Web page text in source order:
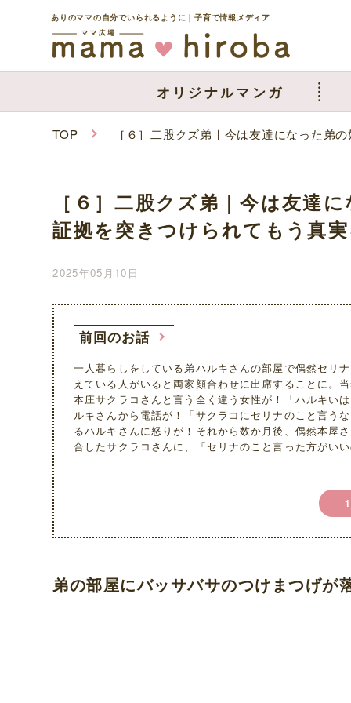
ありのママの自分でいられるように｜子育て情報メディア
オリジナルマンガ
TOP ［６］二股クズ弟｜今は友達になった弟
［６］二股クズ弟｜今は友達
証拠を突きつけられてもう真実
2025年05月10日
前回のお話
一人暮らしをしている弟ハルキさんの部屋で偶然セリ
えている人がいると両家顔合わせに出席することに。
本庄サクラコさんと言う全く違う女性が！「ハルキい
ルキさんから電話が！「サクラコにセリナのこと言う
るハルキさんに怒りが！それから数か月後、偶然本屋
合したサクラコさんに、「セリナのこと言った方がい
弟の部屋にバッサバサのつけまつげが
L